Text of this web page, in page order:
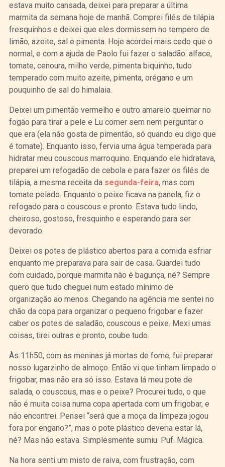
estava muito cansada, deixei para preparar a última
marmita da semana hoje de manhã. Comprei filés de tilápia
fresquinhos e deixei que eles dormissem no tempero de
limão, azeite, sal e pimenta. Hoje acordei mais cedo que o
normal, e com a ajuda de Paolo fui fazer o saladão: alface,
tomate, cenoura, milho verde, pimenta biquinho, tudo
temperado com muito azeite, pimenta, orégano e um
pouquinho de sal do himalaia.
Deixei um pimentão vermelho e outro amarelo queimar no
fogão para tirar a pele e Lu comer sem nem perguntar o
que era (ela não gosta de pimentão, só quando eu digo que
é tomate). Enquanto isso, fervia uma água temperada para
hidratar meu couscous marroquino. Enquando ele hidratava,
preparei um refogadão de cebola e para fazer os filés de
tilápia, a mesma receita da segunda-feira, mas com
tomate pelado. Enquanto o peixe ficava na panela, fiz o
refogado para o couscous e pronto. Estava tudo lindo,
cheiroso, gostoso, fresquinho e esperando para ser
devorado.
Deixei os potes de plástico abertos para a comida esfriar
enquanto me preparava para sair de casa. Guardei tudo
com cuidado, porque marmita não é bagunça, né? Sempre
quero que tudo cheguei num estado mínimo de
organização ao menos. Chegando na agência me sentei no
chão da copa para organizar o pequeno frigobar e fazer
caber os potes de saladão, couscous e peixe. Mexi umas
coisas, tirei outras e pronto, coube tudo.
Às 11h50, com as meninas já mortas de fome, fui preparar
nosso lugarzinho de almoço. Então vi que tinham limpado o
frigobar, mas não era só isso. Estava lá meu pote de
salada, o couscous, mas e o peixe? Procurei tudo, o que
não é muita coisa numa copa apertada com um frigobar, e
não encontrei. Pensei “será que a moça da limpeza jogou
fora por engano?”, mas o pote plástico deveria estar lá,
né? Mas não estava. Simplesmente sumiu. Puf. Mágica.
Na hora senti um misto de raiva, com frustração, com